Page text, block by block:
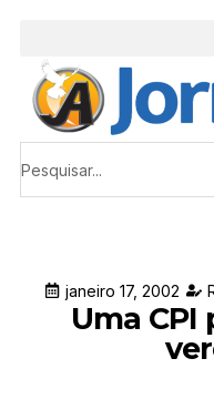
janeiro 17, 2002
Uma CPI